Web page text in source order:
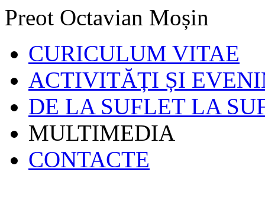
Preot Octavian Moșin
CURICULUM VITAE
ACTIVITĂȚI ȘI
DE LA SUFLET LA
MULTIMEDIA
CONTACTE